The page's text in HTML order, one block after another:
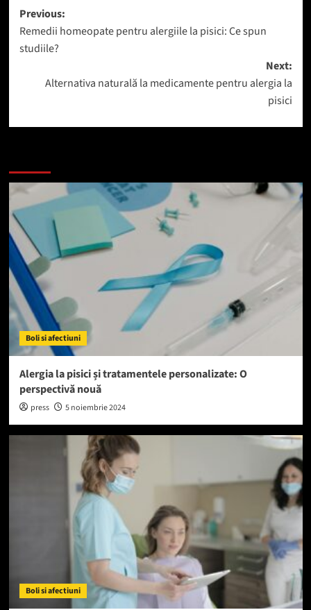
Post
navigation
Previous:
Remedii homeopate pentru alergiile la pisici: Ce spun
studiile?
Next:
Alternativa naturală la medicamente pentru alergia la
pisici
Boli si afectiuni
Alergia la pisici și tratamentele personalizate: O
perspectivă nouă
press 5 noiembrie 2024
Boli si afectiuni